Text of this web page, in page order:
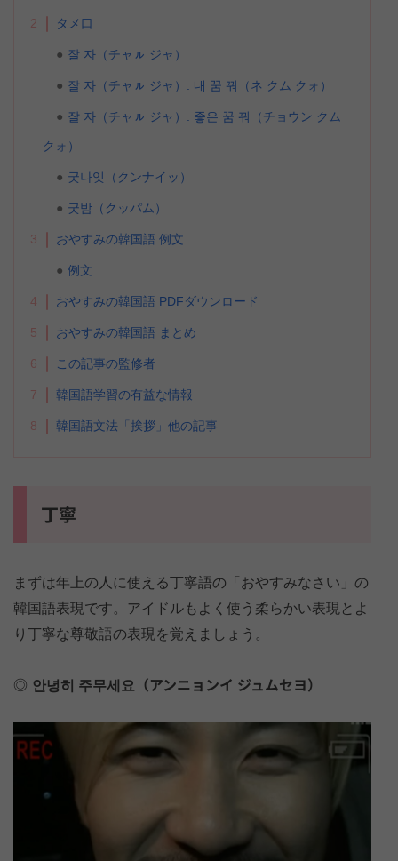
2 タメ口
잘 자（チャㇽ ジャ）
잘 자（チャㇽ ジャ）. 내 꿈 꿔（ネ クム クォ）
잘 자（チャㇽ ジャ）. 좋은 꿈 꿔（チョウン クム
クォ）
굿나잇（クンナイッ）
굿밤（クッパム）
3 おやすみの韓国語 例文
例文
4 おやすみの韓国語 PDFダウンロード
5 おやすみの韓国語 まとめ
6 この記事の監修者
7 韓国語学習の有益な情報
8 韓国語文法「挨拶」他の記事
丁寧
まずは年上の人に使える丁寧語の「おやすみなさい」の
韓国語表現です。アイドルもよく使う柔らかい表現とよ
り丁寧な尊敬語の表現を覚えましょう。
안녕히 주무세요（アンニョンイ ジュムセヨ）